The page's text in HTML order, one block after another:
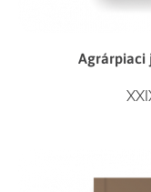
Agrárpiaci